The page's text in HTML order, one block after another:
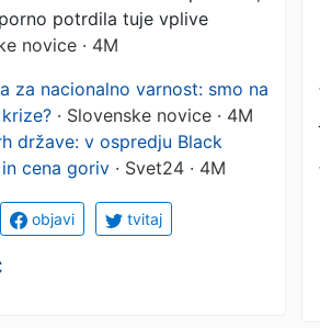
potrdila tuje vplive
novice · 4M
za nacionalno varnost: smo na
· Slovenske novice · 4M
države: v ospredju Black
cena goriv · Svet24 · 4M
objavi tvitaj